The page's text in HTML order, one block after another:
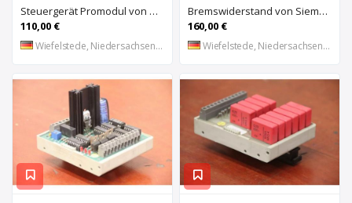
Steuergerät Promodul von Schleicher Ilsemann – KEG 24-30 KCD 1
110,00 €
Wiefelstede, Niedersachsen, DE
Bremswiderstand von Siemens – 6SL3100-1BE21-3AA0
160,00 €
Wiefelstede, Niedersachsen, DE